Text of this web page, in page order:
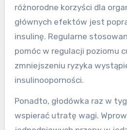
różnorodne korzyści dla
głównych efektów jest
insulinę. Regularne
pomóc w regulacji poziomu
zmniejszeniu ryzyka
insulinooporności.
Ponadto, głodówka raz w
wspierać utratę wagi.